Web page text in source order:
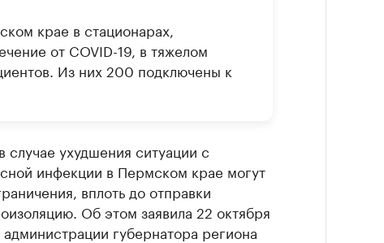
крае в стационарах,
от COVID-19, в тяжелом
Из них 200 подключены к
в случае ухудшения ситуации с
инфекции в Пермском крае могут
вплоть до отправки
Об этом заявила 22 октября
губернатора региона